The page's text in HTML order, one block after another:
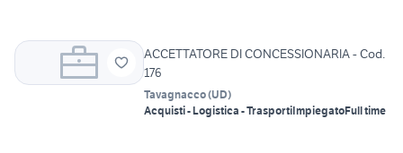
ACCETTATORE DI CONCESSIONARIA - Cod.
176
Tavagnacco(UD)
Acquisti - Logistica - TrasportiImpiegatoFull time